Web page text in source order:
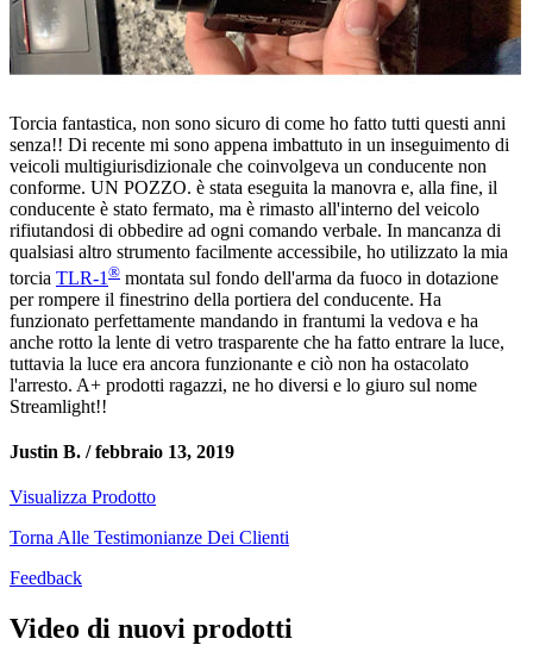
Torcia fantastica, non sono sicuro di come ho fatto tutti questi anni
senza!! Di recente mi sono appena imbattuto in un inseguimento di
veicoli multigiurisdizionale che coinvolgeva un conducente non
conforme. UN POZZO. è stata eseguita la manovra e, alla fine, il
conducente è stato fermato, ma è rimasto all'interno del veicolo
rifiutandosi di obbedire ad ogni comando verbale. In mancanza di
qualsiasi altro strumento facilmente accessibile, ho utilizzato la mia
torcia TLR-1® montata sul fondo dell'arma da fuoco in dotazione
per rompere il finestrino della portiera del conducente. Ha
funzionato perfettamente mandando in frantumi la vedova e ha
anche rotto la lente di vetro trasparente che ha fatto entrare la luce,
tuttavia la luce era ancora funzionante e ciò non ha ostacolato
l'arresto. A+ prodotti ragazzi, ne ho diversi e lo giuro sul nome
Streamlight!!
Justin B. /febbraio 13, 2019
Visualizza Prodotto
Torna Alle Testimonianze Dei Clienti
Feedback
Video di nuovi prodotti